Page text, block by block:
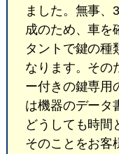
ました。無事、
成のため、車を
タントで鍵の種
なります。その
ー付きの鍵専用
は機器のデータ
どうしても時間
そのことをお客